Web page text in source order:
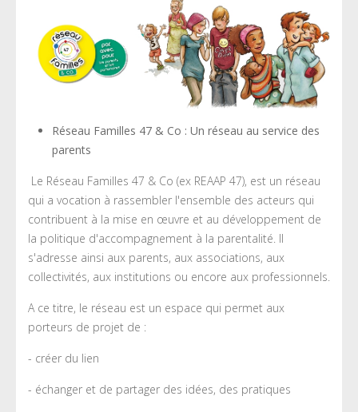
Réseau Familles 47 & Co : Un réseau au service des
parents
Le Réseau Familles 47 & Co (ex REAAP 47), est un réseau
qui a vocation à rassembler l'ensemble des acteurs qui
contribuent à la mise en œuvre et au développement de
la politique d'accompagnement à la parentalité. Il
s'adresse ainsi aux parents, aux associations, aux
collectivités, aux institutions ou encore aux professionnels.
A ce titre, le réseau est un espace qui permet aux
porteurs de projet de :
- créer du lien
- échanger et de partager des idées, des pratiques